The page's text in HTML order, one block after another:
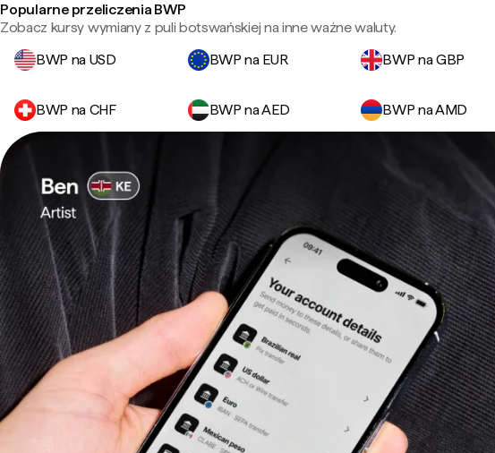
Popularne przeliczenia BWP
Zobacz kursy wymiany z puli botswańskiej na inne ważne waluty.
BWP na USD
BWP na EUR BWP na GBP
BWP na CHF BWP na AED BWP na AMD